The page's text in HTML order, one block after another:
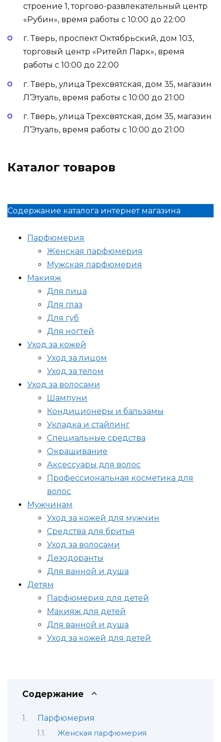
строение 1, торгово-развлекательный центр
«Рубин», время работы с 10:00 до 22:00
г. Тверь, проспект Октябрьский, дом 103,
торговый центр «Ритейл Парк», время
работы с 10:00 до 22:00
г. Тверь, улица Трехсвятская, дом 35, магазин
Л’Этуаль, время работы с 10:00 до 21:00
г. Тверь, улица Трехсвятская, дом 35, магазин
Л’Этуаль, время работы с 10:00 до 21:00
Каталог товаров
Содержание каталога интернет магазина
Парфюмерия
Женская парфюмерия
Мужская парфюмерия
Макияж
Для лица
Для глаз
Для губ
Для ногтей
Уход за кожей
Уход за лицом
Уход за телом
Уход за волосами
Шампуни
Кондиционеры и бальзамы
Укладка и стайлинг
Специальные средства
Окрашивание
Аксессуары для волос
Профессиональная косметика для
волос
Мужчинам
Уход за кожей для мужчин
Средства для бритья
Уход за волосами
Дезодоранты
Для ванной и душа
Детям
Парфюмерия для детей
Макияж для детей
Для ванной и душа
Уход за кожей для детей
Содержание
Парфюмерия
Женская парфюмерия